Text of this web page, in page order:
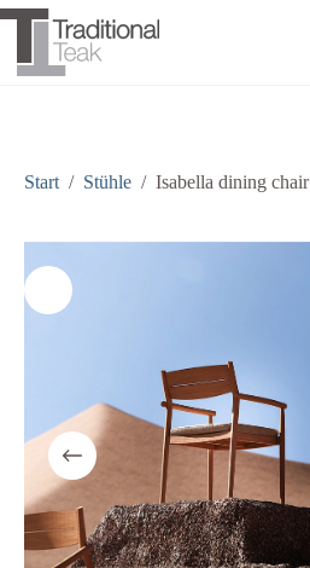
Zum
Start / Stühle / Isabella dining chair